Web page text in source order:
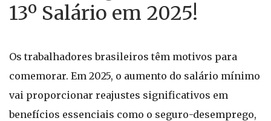
13º Salário em 2025!
Os trabalhadores brasileiros têm motivos para
comemorar. Em 2025, o aumento do salário mínimo
vai proporcionar reajustes significativos em
benefícios essenciais como o seguro-desemprego,